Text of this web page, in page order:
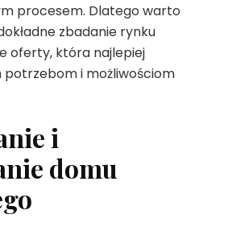
procesem. Dlatego warto
zbadanie rynku
oferty, która najlepiej
potrzebom i możliwościom
i
domu